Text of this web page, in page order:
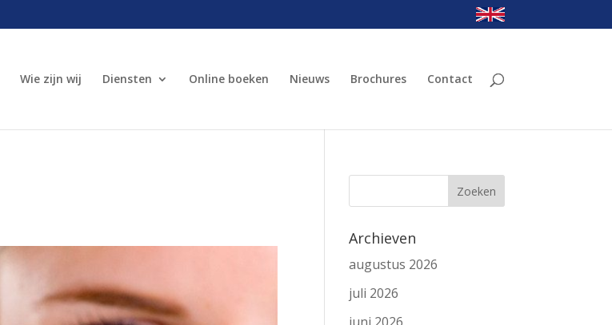
Wie zijn wij Diensten Online boeken Nieuws Brochures Contact
Archieven
augustus 2026
juli 2026